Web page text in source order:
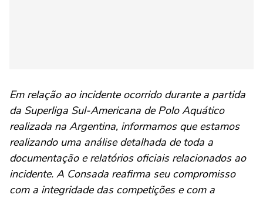
Em relação ao incidente ocorrido durante a partida
da Superliga Sul-Americana de Polo Aquático
realizada na Argentina, informamos que estamos
realizando uma análise detalhada de toda a
documentação e relatórios oficiais relacionados ao
incidente. A Consada reafirma seu compromisso
com a integridade das competições e com a